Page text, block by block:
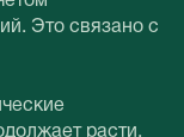
Это связано с
расти.